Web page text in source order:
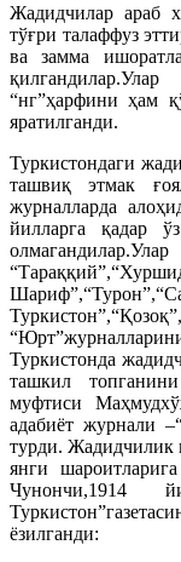
Жадидчилар араб
тўғри талаффуз
ва замма
“нг”ҳарфини ҳам
яратилганди.
Туркистондаги
ташвиқ этмак
журналларда
йилларга қадар
Туркистонда
ташкил
муфтиси
адабиёт журнали
турди. Жадидчилик
янги
Чунончи,1914
ёзилганди: